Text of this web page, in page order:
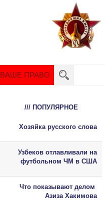
ВАШЕ ПРАВО
/// ПОПУЛЯРНОЕ
Хозяйка русского слова
Узбеков отлавливали на
футбольном ЧМ в США
Что показывают делом
Азиза Хакимова